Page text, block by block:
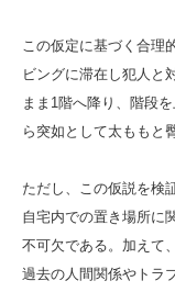
この仮定に基づく合理
ビングに滞在し犯人と
まま1階へ降り、階段
ら突如として太ももと
ただし、この仮説を検
自宅内での置き場所に
不可欠である。加えて
過去の人間関係やトラ